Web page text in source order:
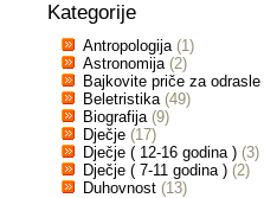
Kategorije
Antropologija (1)
Astronomija (2)
Bajkovite priče za odrasle
Beletristika (49)
Biografija (9)
Dječje (17)
Dječje ( 12-16 godina ) (3)
Dječje ( 7-11 godina ) (2)
Duhovnost (13)